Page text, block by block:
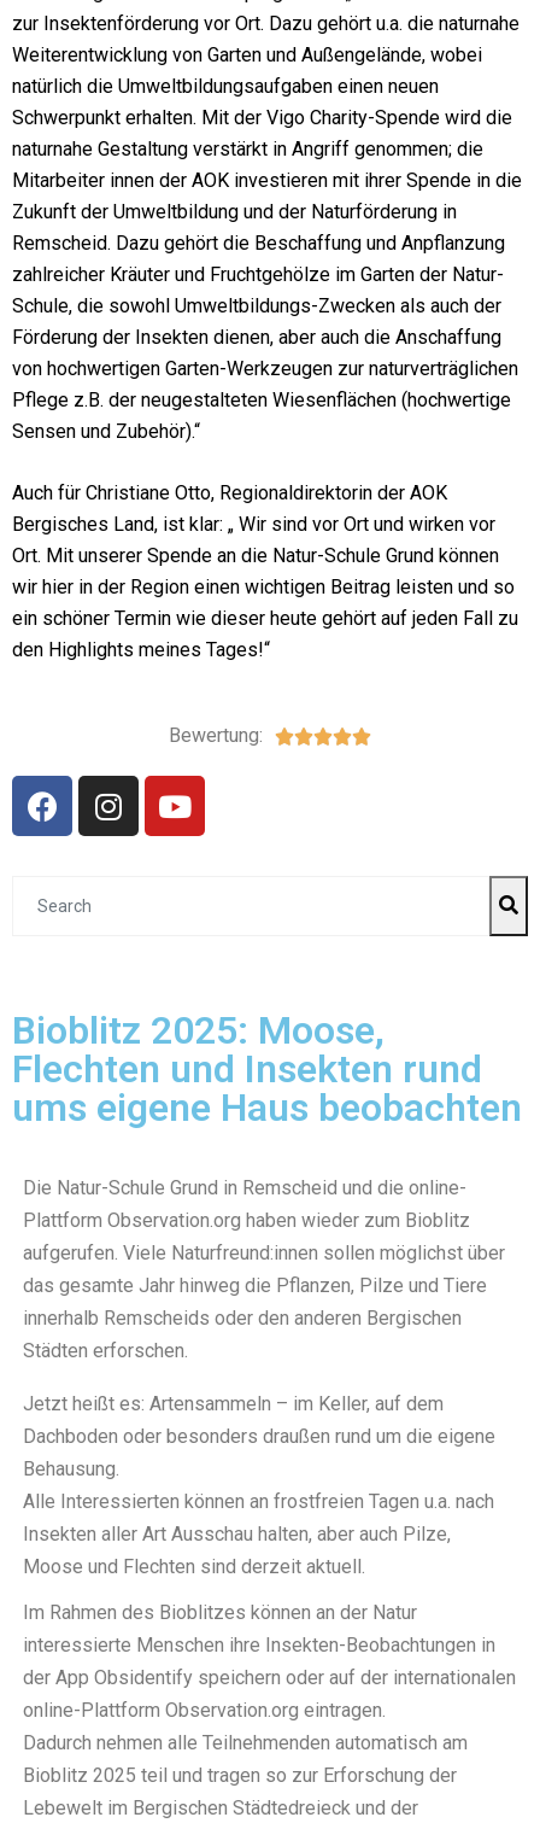
zur Insektenförderung vor Ort. Dazu gehört u.a. die naturnahe
Weiterentwicklung von Garten und Außengelände, wobei
natürlich die Umweltbildungsaufgaben einen neuen
Schwerpunkt erhalten. Mit der Vigo Charity-Spende wird die
naturnahe Gestaltung verstärkt in Angriff genommen; die
Mitarbeiter innen der AOK investieren mit ihrer Spende in die
Zukunft der Umweltbildung und der Naturförderung in
Remscheid. Dazu gehört die Beschaffung und Anpflanzung
zahlreicher Kräuter und Fruchtgehölze im Garten der Natur-
Schule, die sowohl Umweltbildungs-Zwecken als auch der
Förderung der Insekten dienen, aber auch die Anschaffung
von hochwertigen Garten-Werkzeugen zur naturverträglichen
Pflege z.B. der neugestalteten Wiesenflächen (hochwertige
Sensen und Zubehör).“
Auch für Christiane Otto, Regionaldirektorin der AOK
Bergisches Land, ist klar: „ Wir sind vor Ort und wirken vor
Ort. Mit unserer Spende an die Natur-Schule Grund können
wir hier in der Region einen wichtigen Beitrag leisten und so
ein schöner Termin wie dieser heute gehört auf jeden Fall zu
den Highlights meines Tages!“
Bewertung: 
Bioblitz 2025: Moose,
Flechten und Insekten rund
ums eigene Haus beobachten
Die Natur-Schule Grund in Remscheid und die online-
Plattform Observation.org haben wieder zum Bioblitz
aufgerufen. Viele Naturfreund:innen sollen möglichst über
das gesamte Jahr hinweg die Pflanzen, Pilze und Tiere
innerhalb Remscheids oder den anderen Bergischen
Städten erforschen.
Jetzt heißt es: Artensammeln – im Keller, auf dem
Dachboden oder besonders draußen rund um die eigene
Behausung.
Alle Interessierten können an frostfreien Tagen u.a. nach
Insekten aller Art Ausschau halten, aber auch Pilze,
Moose und Flechten sind derzeit aktuell.
Im Rahmen des Bioblitzes können an der Natur
interessierte Menschen ihre Insekten-Beobachtungen in
der App Obsidentify speichern oder auf der internationalen
online-Plattform Observation.org eintragen.
Dadurch nehmen alle Teilnehmenden automatisch am
Bioblitz 2025 teil und tragen so zur Erforschung der
Lebewelt im Bergischen Städtedreieck und der